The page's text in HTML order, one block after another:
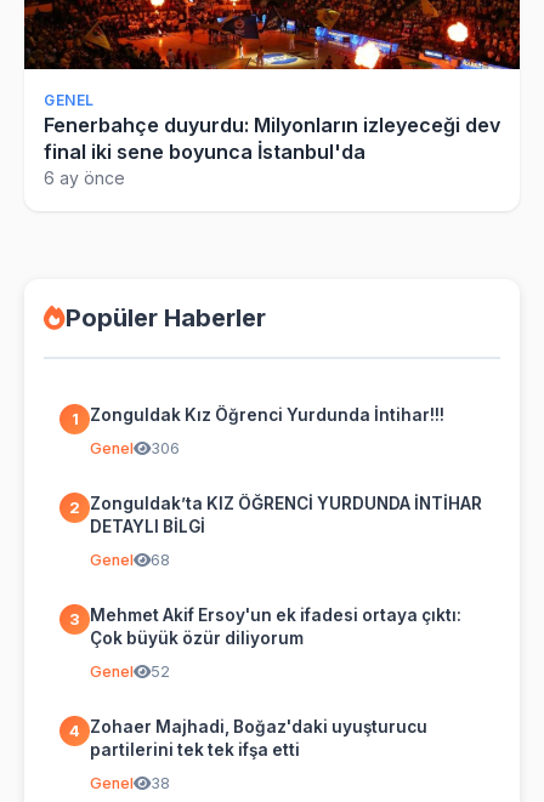
GENEL
Fenerbahçe duyurdu: Milyonların izleyeceği dev
final iki sene boyunca İstanbul'da
6 ay önce
Popüler Haberler
1 Zonguldak Kız Öğrenci Yurdunda İntihar!!!
Genel 306
2
Zonguldak’ta KIZ ÖĞRENCİ YURDUNDA İNTİHAR
DETAYLI BİLGİ
Genel 68
3
Mehmet Akif Ersoy'un ek ifadesi ortaya çıktı:
Çok büyük özür diliyorum
Genel 52
4
Zohaer Majhadi, Boğaz'daki uyuşturucu
partilerini tek tek ifşa etti
Genel 38